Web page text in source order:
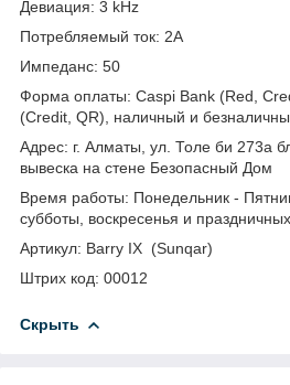
Девиация: 3 kHz
Потребляемый ток: 2A
Импеданс: 50
Форма оплаты: Caspi Bank (Red,
(Credit, QR), наличный и
Адрес: г. Алматы, ул. Толе би 273а
вывеска на стене Безопасный Дом
Время работы: Понедельник -
субботы, воскресенья и
Артикул: Barry IX (Sunqar)
Штрих код: 00012
Скрыть